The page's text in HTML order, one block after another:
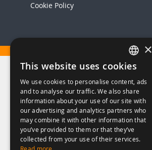
Cookie Policy
ITALIAN
ENGLISH
×
This website uses cookies
We use cookies to personalise content, ads
and to analyse our traffic. We also share
information about your use of our site with
our advertising and analytics partners who
may combine it with other information that
you’ve provided to them or that they’ve
collected from your use of their services.